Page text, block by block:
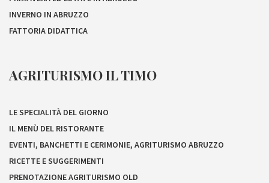
INVERNO IN ABRUZZO
FATTORIA DIDATTICA
AGRITURISMO IL TIMO
LE SPECIALITÀ DEL GIORNO
IL MENÙ DEL RISTORANTE
EVENTI, BANCHETTI E CERIMONIE, AGRITURISMO ABRUZZO
RICETTE E SUGGERIMENTI
PRENOTAZIONE AGRITURISMO OLD